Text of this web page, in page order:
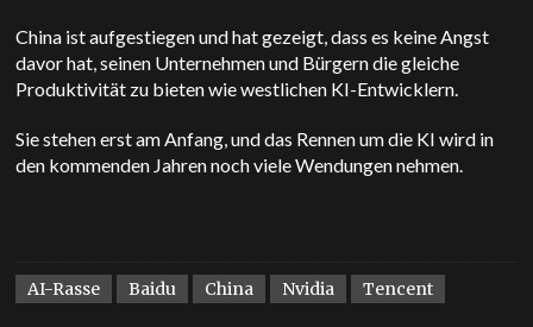
China ist aufgestiegen und hat gezeigt, dass es keine Angst
davor hat, seinen Unternehmen und Bürgern die gleiche
Produktivität zu bieten wie westlichen KI-Entwicklern.
Sie stehen erst am Anfang, und das Rennen um die KI wird in
den kommenden Jahren noch viele Wendungen nehmen.
AI-Rasse Baidu China Nvidia Tencent